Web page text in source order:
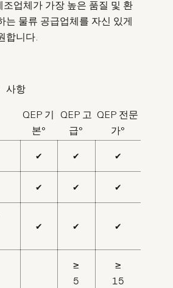
조업체가 가장 높은 품질 및 환
는 물류 공급업체를 자신 있게
합니다.
사항
QEP 기
본°
QEP 고
급°
QEP 전문
가°
✔ ✔ ✔
✔ ✔ ✔
✔ ✔ ✔
≥
5
≥
15